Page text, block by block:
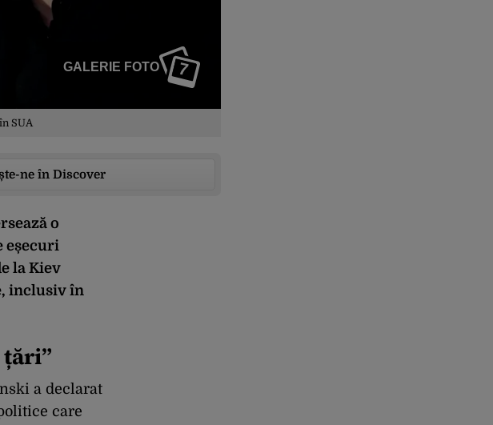
GALERIE FOTO 7
SUA
ne în Discover
o
eșecuri
la Kiev
inclusiv în
a declarat
care